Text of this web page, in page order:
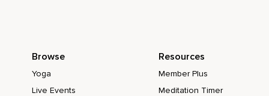
Porque las palabras apuntan directamente a la mente,
Browse
Yoga
Live Events
Resources
Member Plus
Meditation Timer